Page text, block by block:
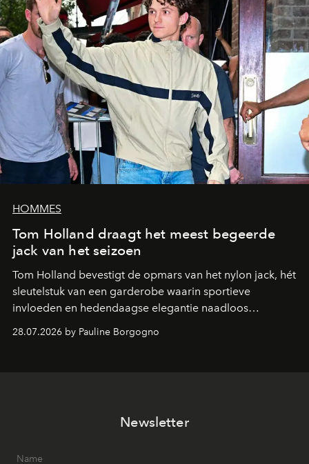
HOMMES
Tom Holland draagt het meest begeerde
jack van het seizoen
Tom Holland bevestigt de opmars van het nylon jack, hét
sleutelstuk van een garderobe waarin sportieve
invloeden en hedendaagse elegantie naadloos
28.07.2026 by Pauline Borgogno
Newsletter